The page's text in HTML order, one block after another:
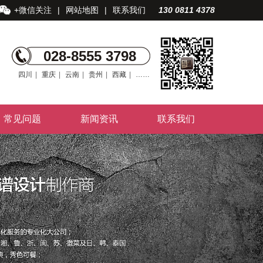
+微信关注 | 网站地图 | 联系我们 130 0811 4378
028-8555 3798
四川 重庆 云南 贵州 西藏 ……
常见问题 新闻资讯 联系我们